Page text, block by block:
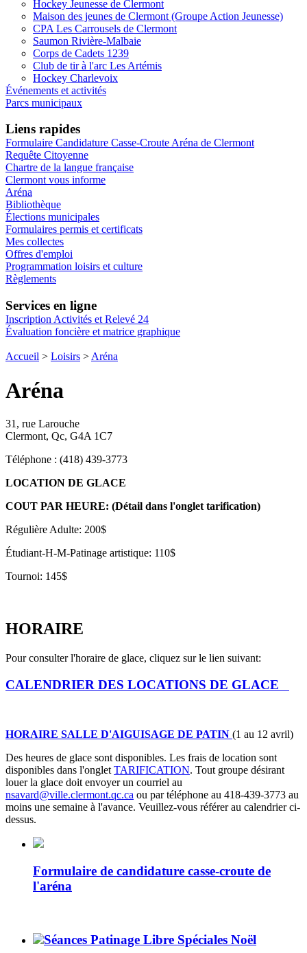
Hockey Jeunesse de Clermont
Maison des jeunes de Clermont (Groupe Action Jeunesse)
CPA Les Carrousels de Clermont
Saumon Rivière-Malbaie
Corps de Cadets 1239
Club de tir à l'arc Les Artémis
Hockey Charlevoix
Événements et activités
Parcs municipaux
Liens rapides
Formulaire Candidature Casse-Croute Aréna de Clermont
Requête Citoyenne
Chartre de la langue française
Clermont vous informe
Aréna
Bibliothèque
Élections municipales
Formulaires permis et certificats
Mes collectes
Offres d'emploi
Programmation loisirs et culture
Règlements
Services en ligne
Inscription Activités et Relevé 24
Évaluation foncière et matrice graphique
Accueil > Loisirs > Aréna
Aréna
31, rue Larouche
Clermont, Qc, G4A 1C7
Téléphone : (418) 439-3773
LOCATION DE GLACE
COUT PAR HEURE: (Détail dans l'onglet tarification)
Régulière Adulte: 200$
Étudiant-H-M-Patinage artistique: 110$
Tournoi: 145$
HORAIRE
Pour consulter l'horaire de glace, cliquez sur le lien suivant:
CALENDRIER DES LOCATIONS DE GLACE
HORAIRE SALLE D'AIGUISAGE DE PATIN (1 au 12 avril)
Des heures de glace sont disponibles. Les frais de location sont
disponibles dans l'onglet TARIFICATION. Tout groupe désirant
louer la glace doit envoyer un courriel au
nsavard@ville.clermont.qc.ca ou par téléphone au 418-439-3773 au
moins une semaine à l'avance. Veuillez-vous référer au calendrier ci-
dessus.
Formulaire de candidature casse-croute de
l'aréna
Séances Patinage Libre Spéciales Noël